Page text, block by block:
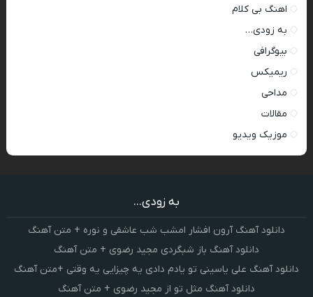
اهنگ بی کلام
به زودی…
بیوگرافی
ریمیکس
مداحی
مقالات
موزیک ویدیو
به زودی...
دانلود آهنگ آرون افشار امشب شب عاشقی و نوره + متن آهنگ
دانلود آهنگ باز شبگردی مجید رضوی + متن آهنگ
دانلود آهنگ علی یاسینی تو یادم دادی یه چیزایی یه وقتی +متن آهنگ
دانلود آهنگ مثل تو از مجید رضوی + متن آهنگ